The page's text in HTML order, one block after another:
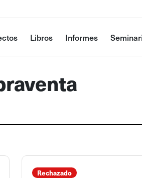
Libros Informes
Rechazado